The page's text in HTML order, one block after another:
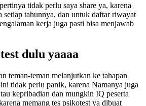
tidak perlu saya share ya, karena
setiap tahunnya, dan untuk daftar riwayat
kerja juga pasti bisa menjawab
dulu yaaaa
teman-teman melanjutkan ke tahapan
tidak perlu panik, karena Namanya juga
kepribadian dan mungkin IQ peserta
memang tes psikotest ya dibuat